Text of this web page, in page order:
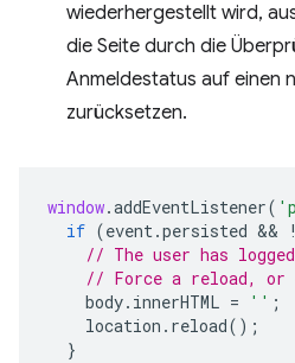
wiederhergestellt wird,
die Seite durch die
Anmeldestatus auf einen
zurücksetzen.
window.addEventListener(
if (event.persisted && !
// The user has
// Force a reload, or
body. innerHTML = '' ;
location . reload();
}